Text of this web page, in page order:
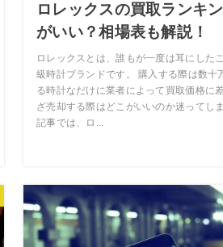
ロレックスの買取ランキ
がいい？相場表も解説！
ロレックスとは、誰もが一度は耳にした
級時計ブランドです。 購入する際は数十
る時計なだけに業者によって買取価格に
ざ売却する際はどこがいいのか迷ってし
記事では、ロ...